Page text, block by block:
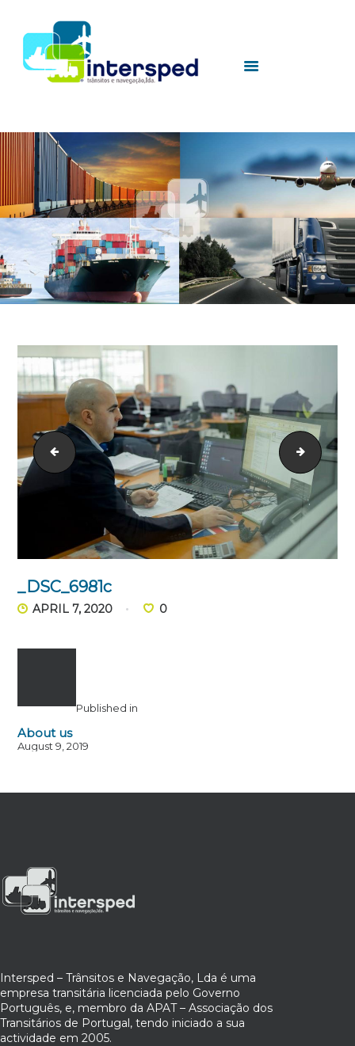
INTERSPED
SERVICES
UTILITIES
CONTACTS
_DSC_6961d
_DSC_6981c
APRIL 7, 2020 0
Published in
About us
August 9, 2019
Intersped – Trânsitos e Navegação, Lda é uma
empresa transitária licenciada pelo Governo
Português, e, membro da APAT – Associação dos
Transitários de Portugal, tendo iniciado a sua
actividade em 2005.